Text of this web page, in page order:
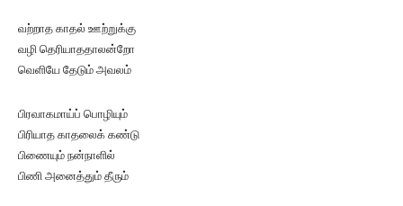
வற்றாத காதல் ஊற்றுக்கு
வழி தெரியாததாலன்றோ
வெளியே தேடும் அவலம்
பிரவாகமாய்ப் பொழியும்
பிரியாத காதலைக் கண்டு
பிணையும் நன்நாளில்
பிணி அனைத்தும் தீரும்